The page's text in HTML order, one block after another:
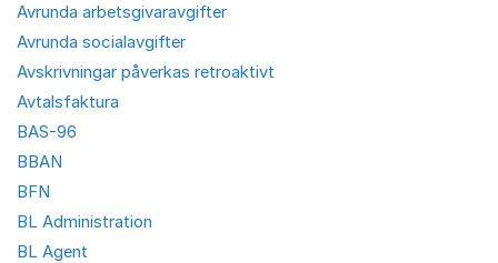
Avrunda arbetsgivaravgifter
Avrunda socialavgifter
Avskrivningar påverkas retroaktivt
Avtalsfaktura
BAS-96
BBAN
BFN
BL Administration
BL Agent